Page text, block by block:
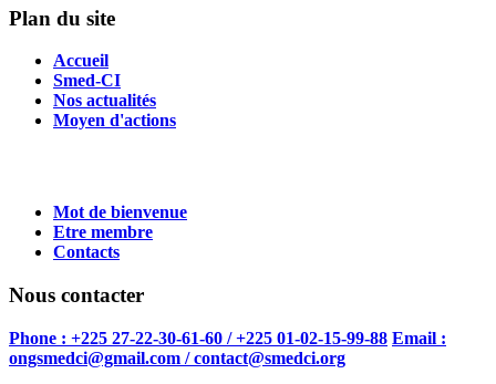
Plan du site
Accueil
Smed-CI
Nos actualités
Moyen d'actions
Mot de bienvenue
Etre membre
Contacts
Nous contacter
Phone : +225 27-22-30-61-60 / +225 01-02-15-99-88 Email :
ongsmedci@gmail.com / contact@smedci.org